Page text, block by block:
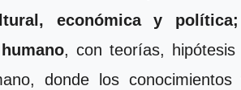
económica y
, con teorías,
donde los